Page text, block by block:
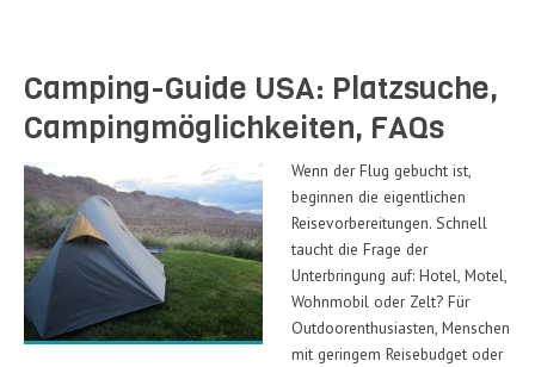
Camping-Guide USA: Platzsuche,
Campingmöglichkeiten, FAQs
Wenn der Flug gebucht ist,
beginnen die eigentlichen
Reisevorbereitungen. Schnell
taucht die Frage der
Unterbringung auf: Hotel, Motel,
Wohnmobil oder Zelt? Für
Outdoorenthusiasten, Menschen
mit geringem Reisebudget oder